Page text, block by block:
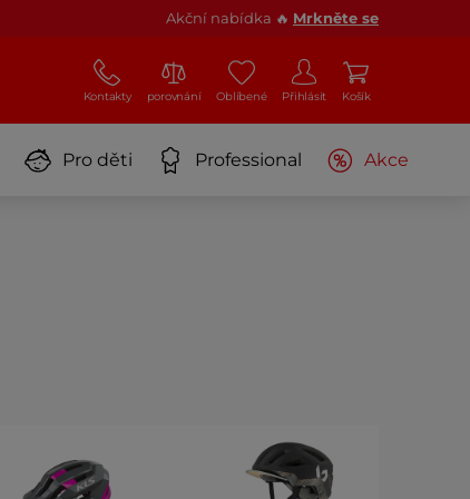
Akční nabídka 🔥 Mrkněte se
Kontakty porovnání Oblíbené Přihlásit Košík
Pro děti Professional Akce